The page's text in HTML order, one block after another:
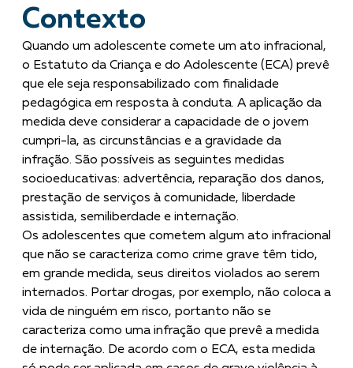
Contexto
Quando um adolescente comete um ato infracional,
o Estatuto da Criança e do Adolescente (ECA) prevê
que ele seja responsabilizado com finalidade
pedagógica em resposta à conduta. A aplicação da
medida deve considerar a capacidade de o jovem
cumpri-la, as circunstâncias e a gravidade da
infração. São possíveis as seguintes medidas
socioeducativas: advertência, reparação dos danos,
prestação de serviços à comunidade, liberdade
assistida, semiliberdade e internação.
Os adolescentes que cometem algum ato infracional
que não se caracteriza como crime grave têm tido,
em grande medida, seus direitos violados ao serem
internados. Portar drogas, por exemplo, não coloca a
vida de ninguém em risco, portanto não se
caracteriza como uma infração que prevê a medida
de internação. De acordo com o ECA, esta medida